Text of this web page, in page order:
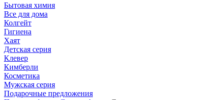
Бытовая химия
Все для дома
Колгейт
Гигиена
Хаят
Детская серия
Клевер
Кимберли
Косметика
Мужская серия
Подарочные предложения